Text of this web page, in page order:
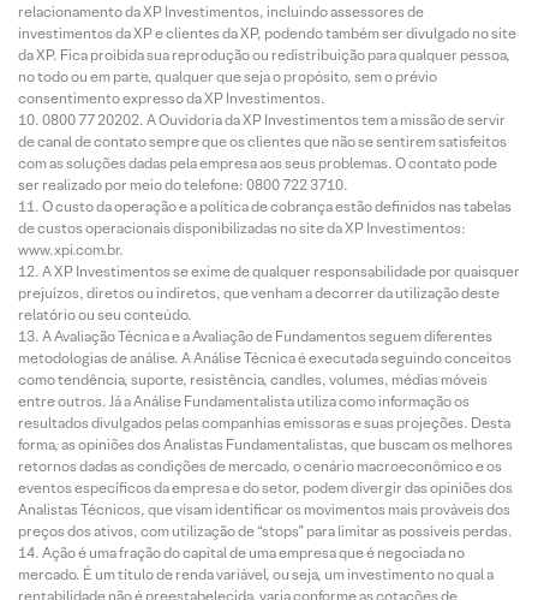
relacionamento da XP Investimentos, incluindo assessores de
investimentos da XP e clientes da XP, podendo também ser divulgado no site
da XP. Fica proibida sua reprodução ou redistribuição para qualquer pessoa,
no todo ou em parte, qualquer que seja o propósito, sem o prévio
consentimento expresso da XP Investimentos.
0800 77 20202. A Ouvidoria da XP Investimentos tem a missão de servir
de canal de contato sempre que os clientes que não se sentirem satisfeitos
com as soluções dadas pela empresa aos seus problemas. O contato pode
ser realizado por meio do telefone: 0800 722 3710.
O custo da operação e a política de cobrança estão definidos nas tabelas
de custos operacionais disponibilizadas no site da XP Investimentos:
www.xpi.com.br.
A XP Investimentos se exime de qualquer responsabilidade por quaisquer
prejuízos, diretos ou indiretos, que venham a decorrer da utilização deste
relatório ou seu conteúdo.
A Avaliação Técnica e a Avaliação de Fundamentos seguem diferentes
metodologias de análise. A Análise Técnica é executada seguindo conceitos
como tendência, suporte, resistência, candles, volumes, médias móveis
entre outros. Já a Análise Fundamentalista utiliza como informação os
resultados divulgados pelas companhias emissoras e suas projeções. Desta
forma, as opiniões dos Analistas Fundamentalistas, que buscam os melhores
retornos dadas as condições de mercado, o cenário macroeconômico e os
eventos específicos da empresa e do setor, podem divergir das opiniões dos
Analistas Técnicos, que visam identificar os movimentos mais prováveis dos
preços dos ativos, com utilização de “stops” para limitar as possíveis perdas.
Ação é uma fração do capital de uma empresa que é negociada no
mercado. É um título de renda variável, ou seja, um investimento no qual a
rentabilidade não é preestabelecida, varia conforme as cotações de